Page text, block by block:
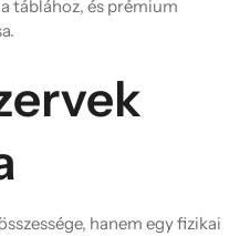
táblához, és prémium
hanem egy fizikai